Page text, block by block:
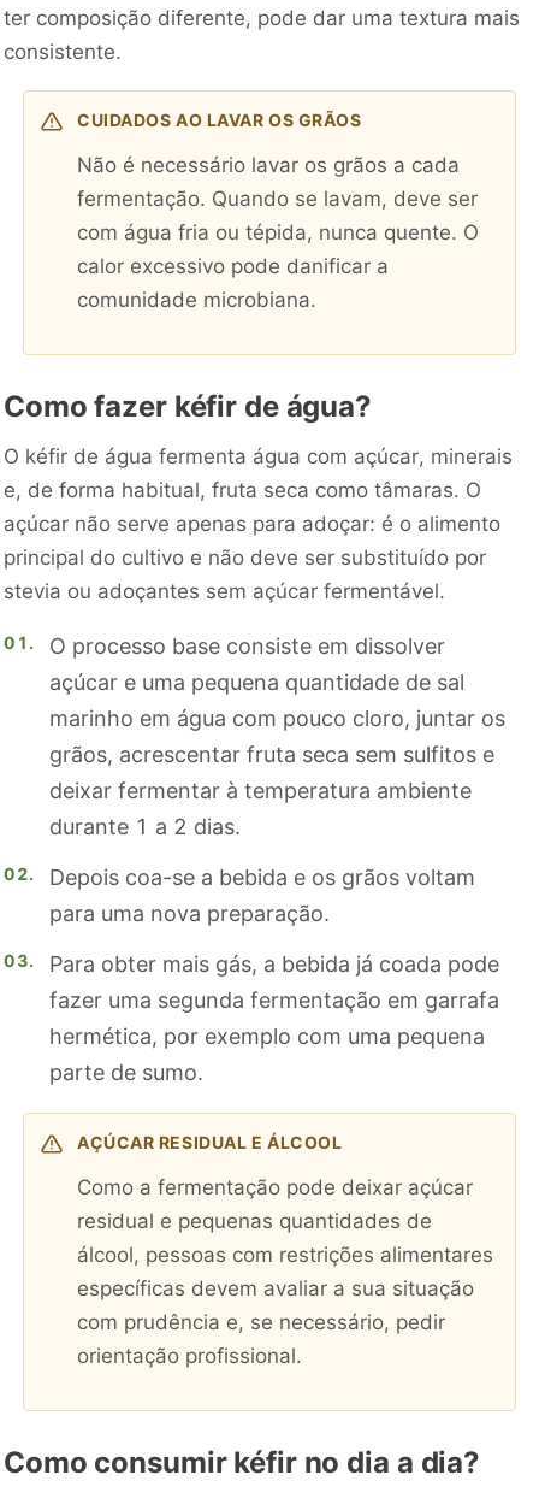
ter composição diferente, pode dar uma textura mais
consistente.
CUIDADOS AO LAVAR OS GRÃOS
Não é necessário lavar os grãos a cada
fermentação. Quando se lavam, deve ser
com água fria ou tépida, nunca quente. O
calor excessivo pode danificar a
comunidade microbiana.
Como fazer kéfir de água?
O kéfir de água fermenta água com açúcar, minerais
e, de forma habitual, fruta seca como tâmaras. O
açúcar não serve apenas para adoçar: é o alimento
principal do cultivo e não deve ser substituído por
stevia ou adoçantes sem açúcar fermentável.
O processo base consiste em dissolver
açúcar e uma pequena quantidade de sal
marinho em água com pouco cloro, juntar os
grãos, acrescentar fruta seca sem sulfitos e
deixar fermentar à temperatura ambiente
durante 1 a 2 dias.
Depois coa-se a bebida e os grãos voltam
para uma nova preparação.
Para obter mais gás, a bebida já coada pode
fazer uma segunda fermentação em garrafa
hermética, por exemplo com uma pequena
parte de sumo.
AÇÚCAR RESIDUAL E ÁLCOOL
Como a fermentação pode deixar açúcar
residual e pequenas quantidades de
álcool, pessoas com restrições alimentares
específicas devem avaliar a sua situação
com prudência e, se necessário, pedir
orientação profissional.
Como consumir kéfir no dia a dia?